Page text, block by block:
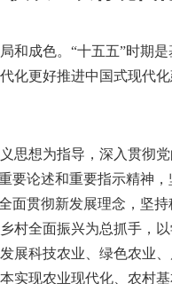
和成色。“十五五”时期
化更好推进中国式现代
思想为指导，深入贯彻
要论述和重要指示精神
面贯彻新发展理念，坚
村全面振兴为总抓手，
展科技农业、绿色农业
实现农业现代化、农村